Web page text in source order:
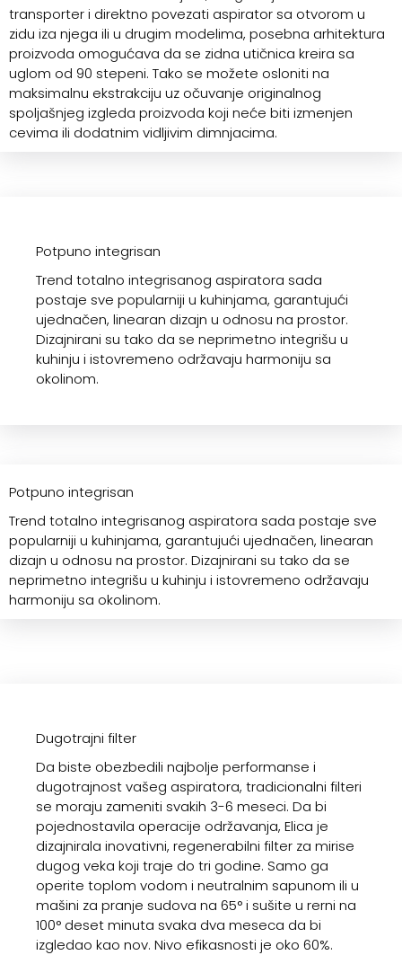
transporter i direktno povezati aspirator sa otvorom u
zidu iza njega ili u drugim modelima, posebna arhitektura
proizvoda omogućava da se zidna utičnica kreira sa
uglom od 90 stepeni. Tako se možete osloniti na
maksimalnu ekstrakciju uz očuvanje originalnog
spoljašnjeg izgleda proizvoda koji neće biti izmenjen
cevima ili dodatnim vidljivim dimnjacima.
Potpuno integrisan
Trend totalno integrisanog aspiratora sada
postaje sve popularniji u kuhinjama, garantujući
ujednačen, linearan dizajn u odnosu na prostor.
Dizajnirani su tako da se neprimetno integrišu u
kuhinju i istovremeno održavaju harmoniju sa
okolinom.
Potpuno integrisan
Trend totalno integrisanog aspiratora sada postaje sve
popularniji u kuhinjama, garantujući ujednačen, linearan
dizajn u odnosu na prostor. Dizajnirani su tako da se
neprimetno integrišu u kuhinju i istovremeno održavaju
harmoniju sa okolinom.
Dugotrajni filter
Da biste obezbedili najbolje performanse i
dugotrajnost vašeg aspiratora, tradicionalni filteri
se moraju zameniti svakih 3-6 meseci. Da bi
pojednostavila operacije održavanja, Elica je
dizajnirala inovativni, regenerabilni filter za mirise
dugog veka koji traje do tri godine. Samo ga
operite toplom vodom i neutralnim sapunom ili u
mašini za pranje sudova na 65° i sušite u rerni na
100° deset minuta svaka dva meseca da bi
izgledao kao nov. Nivo efikasnosti je oko 60%.